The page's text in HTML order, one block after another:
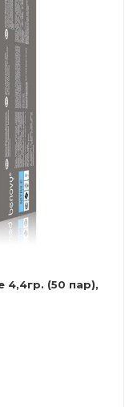
4,4гр. (50 пар),